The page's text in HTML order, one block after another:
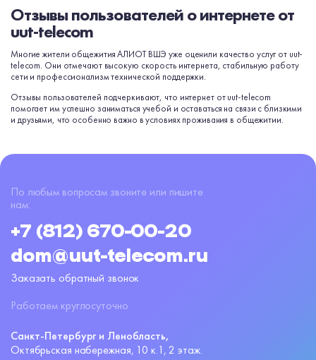
Отзывы пользователей о интернете от
uut-telecom
Многие жители общежития АЛИОТ ВШЭ уже оценили качество услуг от uut-
telecom. Они отмечают высокую скорость интернета, стабильную работу
сети и профессионализм технической поддержки.
Отзывы пользователей подчеркивают, что интернет от uut-telecom
помогает им успешно заниматься учебой и оставаться на связи с близкими
и друзьями, что особенно важно в условиях проживания в общежитии.
По любым вопросам звоните или пишите
нам:
+7 (812) 670-00-20
dom@uut-telecom.ru
Заказать обратный звонок
Работаем круглосуточно
Санкт-Петербург и Ленобласть,
Октябрьская набережная, 10 к.1, 2 этаж.